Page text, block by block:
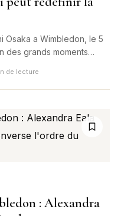
Osaka a Wimbledon, le 5
des grands moments
de lecture
: Alexandra